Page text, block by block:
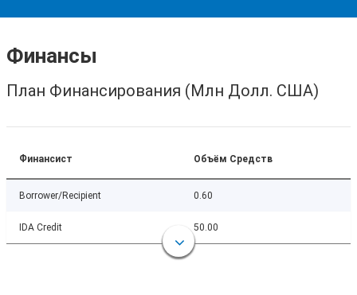
Финансы
План Финансирования (Млн Долл. США)
Финансист Объём Средств
Borrower/Recipient 0.60
IDA Credit 50.00